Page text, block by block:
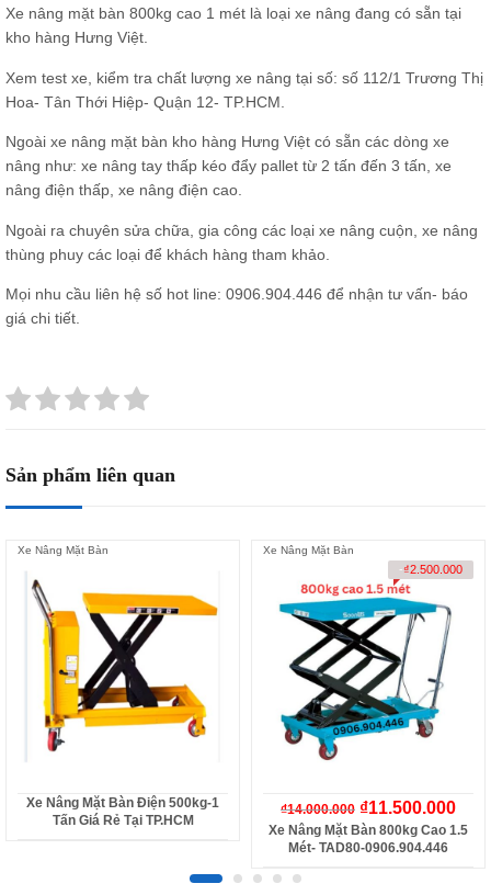
Xe nâng mặt bàn 800kg cao 1 mét là loại xe nâng đang có sẵn tại
kho hàng Hưng Việt.
Xem test xe, kiểm tra chất lượng xe nâng tại số: số 112/1 Trương Thị
Hoa- Tân Thới Hiệp- Quận 12- TP.HCM.
Ngoài xe nâng mặt bàn kho hàng Hưng Việt có sẵn các dòng xe
nâng như: xe nâng tay thấp kéo đẩy pallet từ 2 tấn đến 3 tấn, xe
nâng điện thấp, xe nâng điện cao.
Ngoài ra chuyên sửa chữa, gia công các loại xe nâng cuộn, xe nâng
thùng phuy các loại để khách hàng tham khảo.
Mọi nhu cầu liên hệ số hot line: 0906.904.446 để nhận tư vấn- báo
giá chi tiết.
Sản phẩm liên quan
Xe Nâng Mặt Bàn
Xe Nâng Mặt Bàn Điện 500kg-1
Tấn Giá Rẻ Tại TP.HCM
Xe Nâng Mặt Bàn
-₫2.500.000
₫14.000.000 ₫11.500.000
Xe Nâng Mặt Bàn 800kg Cao 1.5
Mét- TAD80-0906.904.446